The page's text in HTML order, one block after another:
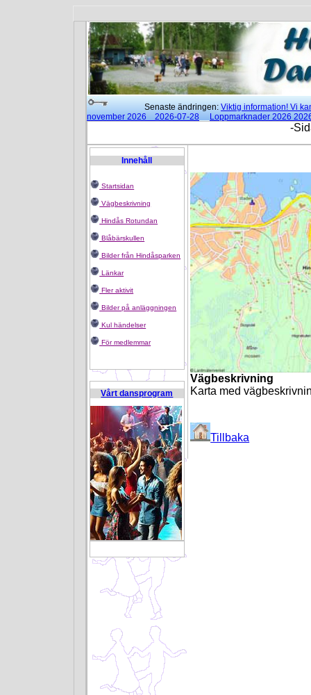
Senaste ändringen: Viktig information! Vi
november 2026 2026-07-28
Loppmarknader 2026
Moderna danser klockan 18:00 -
2025-01-14
-
Innehåll
Startsidan
Vägbeskrivning
Hindås Rotundan
Blåbärskullen
Bilder från Hindåsparken
Länkar
Fler aktivit
Bilder på anläggningen
Kul händelser
För medlemmar
Vårt dansprogram
Vägbeskrivning
Karta med
Tillbaka